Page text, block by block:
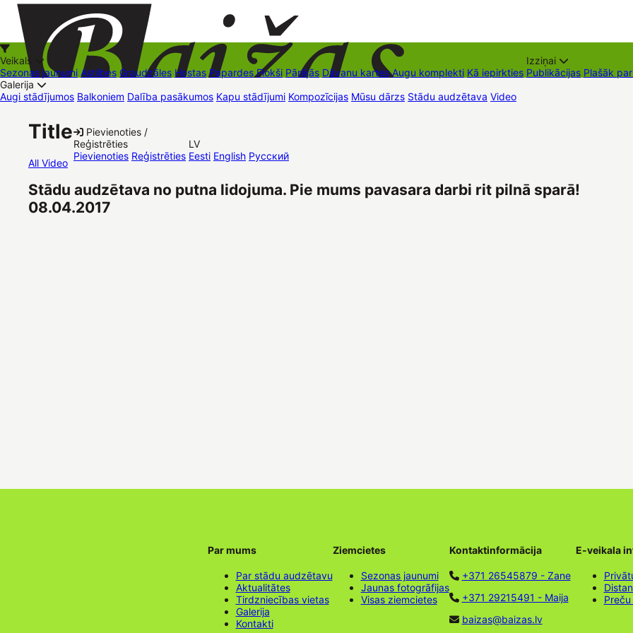
Pievienoties /
Reģistrēties
Pievienoties Reģistrēties
LV
Eesti English Русский
Veikals
Sezonas jaunumi Astilbes Graudzāles Hostas Papardes Flokši Pārējās Dāvanu kartes Augu komplekti Kā iepirkties
Izziņai
Publikācijas Plašāk
Galerija
Augi stādījumos Balkoniem Dalība pasākumos Kapu stādījumi Kompozīcijas Mūsu dārzs Stādu audzētava Video
Title
All Video
Stādu audzētava no putna lidojuma. Pie mums pavasara darbi rit pilnā sparā!
08.04.2017
Par mums
Par stādu audzētavu
Aktualitātes
Tirdzniecības vietas
Galerija
Kontakti
Ziemcietes
Sezonas jaunumi
Jaunas fotogrāfijas
Visas ziemcietes
Kontaktinformācija
+371 26545879 - Zane
+371 29215491 - Maija
baizas@baizas.lv
E-veikala